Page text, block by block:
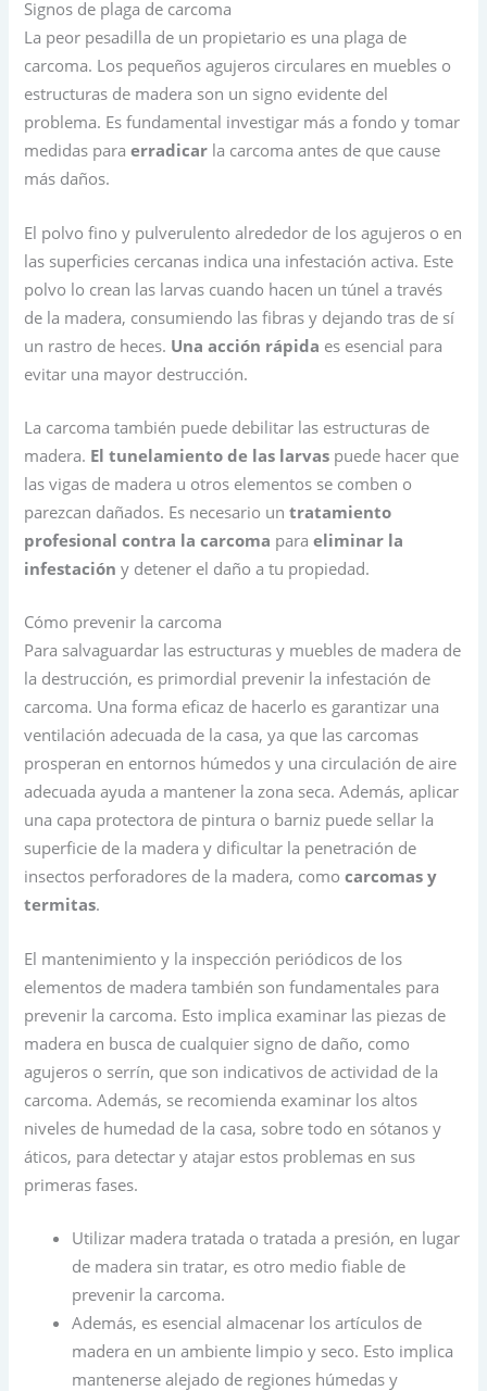
Signos de plaga de carcoma
La peor pesadilla de un propietario es una plaga de
carcoma. Los pequeños agujeros circulares en muebles o
estructuras de madera son un signo evidente del
problema. Es fundamental investigar más a fondo y tomar
medidas paraerradicar la carcoma antes de que cause
más daños.
El polvo fino y pulverulento alrededor de los agujeros o en
las superficies cercanas indica una infestación activa. Este
polvo lo crean las larvas cuando hacen un túnel a través
de la madera, consumiendo las fibras y dejando tras de sí
un rastro de heces. Una acción rápida es esencial para
evitar una mayor destrucción.
La carcoma también puede debilitar las estructuras de
madera. El tunelamiento de las larvas puede hacer que
las vigas de madera u otros elementos se comben o
parezcan dañados. Es necesario untratamiento
profesional contra la carcoma paraeliminar la
infestación y detener el daño a tu propiedad.
Cómo prevenir la carcoma
Para salvaguardar las estructuras y muebles de madera de
la destrucción, es primordial prevenir la infestación de
carcoma. Una forma eficaz de hacerlo es garantizar una
ventilación adecuada de la casa, ya que las carcomas
prosperan en entornos húmedos y una circulación de aire
adecuada ayuda a mantener la zona seca. Además, aplicar
una capa protectora de pintura o barniz puede sellar la
superficie de la madera y dificultar la penetración de
insectos perforadores de la madera, comocarcomas y
termitas.
El mantenimiento y la inspección periódicos de los
elementos de madera también son fundamentales para
prevenir la carcoma. Esto implica examinar las piezas de
madera en busca de cualquier signo de daño, como
agujeros o serrín, que son indicativos de actividad de la
carcoma. Además, se recomienda examinar los altos
niveles de humedad de la casa, sobre todo en sótanos y
áticos, para detectar y atajar estos problemas en sus
primeras fases.
Utilizar madera tratada o tratada a presión, en lugar
de madera sin tratar, es otro medio fiable de
prevenir la carcoma.
Además, es esencial almacenar los artículos de
madera en un ambiente limpio y seco. Esto implica
mantenerse alejado de regiones húmedas y